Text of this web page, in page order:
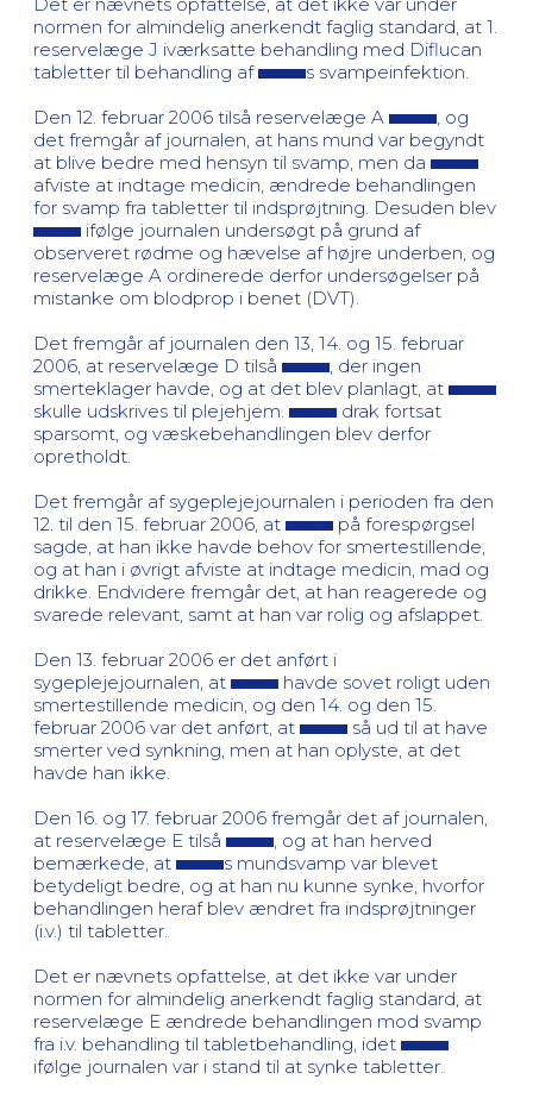
normen for almindelig anerkendt faglig standard, at 1.
reservelæge J iværksatte behandling med Diflucan
tabletter til behandling af
s svampeinfektion.
Den 12. februar 2006 tilså reservelæge A
, og
det fremgår af journalen, at hans mund var begyndt
at blive bedre med hensyn til svamp, men da
afviste at indtage medicin, ændrede behandlingen
for svamp fra tabletter til indsprøjtning. Desuden blev
ifølge journalen undersøgt på grund af
observeret rødme og hævelse af højre underben, og
reservelæge A ordinerede derfor undersøgelser på
mistanke om blodprop i benet (DVT).
Det fremgår af journalen den 13, 14. og 15. februar
2006, at reservelæge D tilså
, der ingen
smerteklager havde, og at det blev planlagt, at
skulle udskrives til plejehjem.
drak fortsat
sparsomt, og væskebehandlingen blev derfor
opretholdt.
Det fremgår af sygeplejejournalen i perioden fra den
12. til den 15. februar 2006, at
på forespørgsel
sagde, at han ikke havde behov for smertestillende,
og at han i øvrigt afviste at indtage medicin, mad og
drikke. Endvidere fremgår det, at han reagerede og
svarede relevant, samt at han var rolig og afslappet.
Den 13. februar 2006 er det anført i
sygeplejejournalen, at
havde sovet roligt uden
smertestillende medicin, og den 14. og den 15.
februar 2006 var det anført, at
så ud til at have
smerter ved synkning, men at han oplyste, at det
havde han ikke.
Den 16. og 17. februar 2006 fremgår det af journalen,
at reservelæge E tilså
, og at han herved
bemærkede, at
s mundsvamp var blevet
betydeligt bedre, og at han nu kunne synke, hvorfor
behandlingen heraf blev ændret fra indsprøjtninger
(i.v.) til tabletter.
Det er nævnets opfattelse, at det ikke var under
normen for almindelig anerkendt faglig standard, at
reservelæge E ændrede behandlingen mod svamp
fra i.v. behandling til tabletbehandling, idet
ifølge journalen var i stand til at synke tabletter.